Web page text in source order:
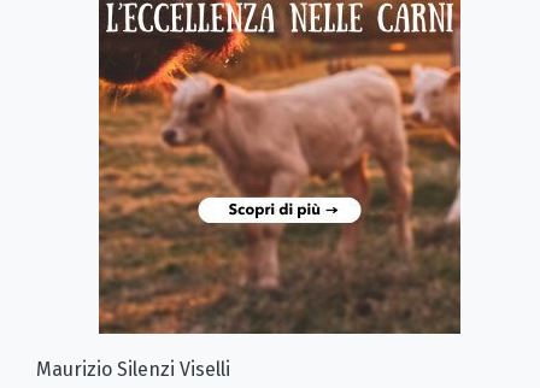
Maurizio Silenzi Viselli